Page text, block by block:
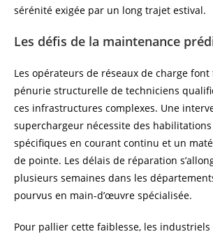
sérénité exigée par un long trajet estival.
Les défis de la maintenance
Les opérateurs de réseaux de charge font
pénurie structurelle de techniciens
ces infrastructures complexes. Une
superchargeur nécessite des
spécifiques en courant continu et un
de pointe. Les délais de réparation
plusieurs semaines dans les
pourvus en main-d’œuvre spécialisée.
Pour pallier cette faiblesse, les